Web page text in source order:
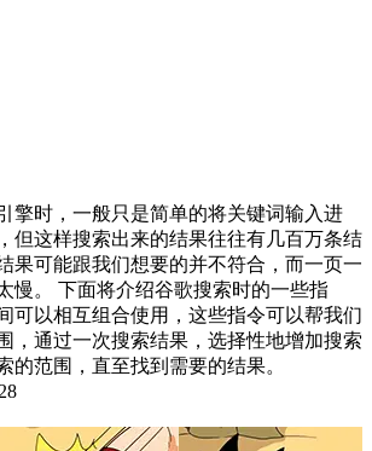
擎时，一般只是简单的将关键词输入进
但这样搜索出来的结果往往有几百万条结
果可能跟我们想要的并不符合，而一页一
慢。 下面将介绍谷歌搜索时的一些指
可以相互组合使用，这些指令可以帮我们
，通过一次搜索结果，选择性地增加搜索
的范围，直至找到需要的结果。